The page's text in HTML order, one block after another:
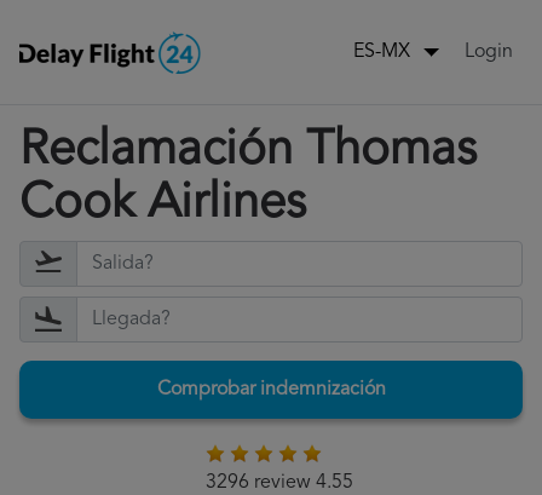
ES-MX Login
Reclamación Thomas
Cook Airlines
Comprobar indemnización
3296 review 4.55